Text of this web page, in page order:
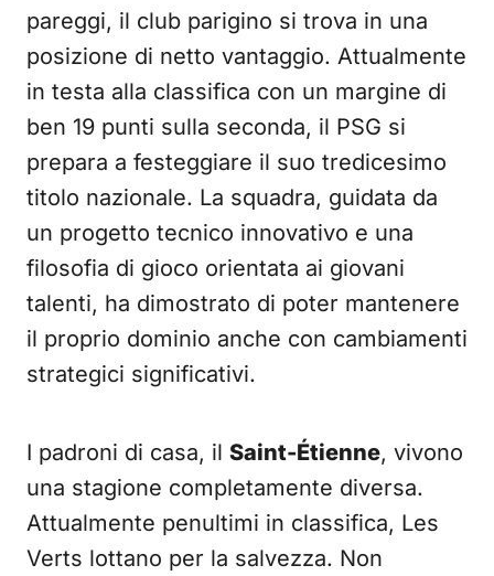
pareggi, il club parigino si trova in una
posizione di netto vantaggio. Attualmente
in testa alla classifica con un margine di
ben 19 punti sulla seconda, il PSG si
prepara a festeggiare il suo tredicesimo
titolo nazionale. La squadra, guidata da
un progetto tecnico innovativo e una
filosofia di gioco orientata ai giovani
talenti, ha dimostrato di poter mantenere
il proprio dominio anche con cambiamenti
strategici significativi.
I padroni di casa, il Saint-Étienne, vivono
una stagione completamente diversa.
Attualmente penultimi in classifica, Les
Verts lottano per la salvezza. Non